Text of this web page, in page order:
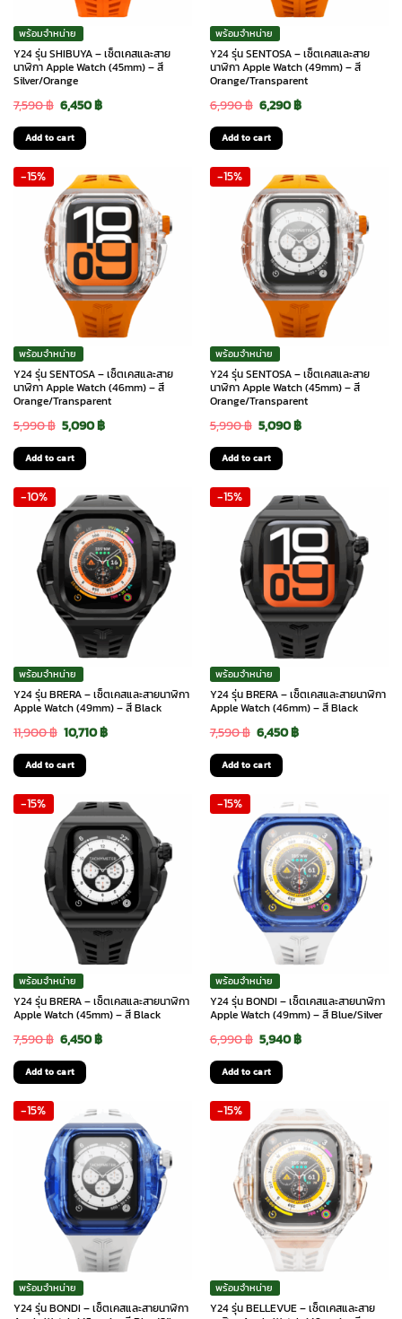
พร้อมจำหน่าย
Y24 รุ่น SHIBUYA – เซ็ตเคสและสาย
นาฬิกา Apple Watch (45mm) – สี
Silver/Orange
7,590฿ Original
price
was:
7,590 ฿.
6,450฿Current
6,450 ฿.
Add to cart
พร้อมจำหน่าย
Y24 รุ่น SENTOSA – เซ็ตเคสและสาย
นาฬิกา Apple Watch (49mm) – สี
Orange/Transparent
6,990฿ Original
price
was:
6,990 ฿.
6,290฿Current
6,290 ฿.
Add to cart
-15%
พร้อมจำหน่าย
Y24 รุ่น SENTOSA – เซ็ตเคสและสาย
นาฬิกา Apple Watch (46mm) – สี
Orange/Transparent
5,990฿ Original
price
was:
5,990 ฿.
5,090฿Current
5,090 ฿.
Add to cart
-15%
พร้อมจำหน่าย
Y24 รุ่น SENTOSA – เซ็ตเคสและสาย
นาฬิกา Apple Watch (45mm) – สี
Orange/Transparent
5,990฿ Original
price
was:
5,990 ฿.
5,090฿Current
5,090 ฿.
Add to cart
-10%
พร้อมจำหน่าย
Y24 รุ่น BRERA – เซ็ตเคสและสายนาฬิกา
Apple Watch (49mm) – สี Black
11,900฿ Original
price
was:
11,900 ฿.
10,710฿Current
10,710 ฿.
Add to cart
-15%
พร้อมจำหน่าย
Y24 รุ่น BRERA – เซ็ตเคสและสายนาฬิกา
Apple Watch (46mm) – สี Black
7,590฿ Original
price
was:
7,590 ฿.
6,450฿Current
6,450 ฿.
Add to cart
-15%
พร้อมจำหน่าย
Y24 รุ่น BRERA – เซ็ตเคสและสายนาฬิกา
Apple Watch (45mm) – สี Black
7,590฿ Original
price
was:
7,590 ฿.
6,450฿Current
6,450 ฿.
Add to cart
-15%
พร้อมจำหน่าย
Y24 รุ่น BONDI – เซ็ตเคสและสายนาฬิกา
Apple Watch (49mm) – สี Blue/Silver
6,990฿ Original
price
was:
6,990 ฿.
5,940฿Current
5,940 ฿.
Add to cart
-15%
พร้อมจำหน่าย
Y24 รุ่น BONDI – เซ็ตเคสและสายนาฬิกา
-15%
พร้อมจำหน่าย
Y24 รุ่น BELLEVUE – เซ็ตเคสและสาย